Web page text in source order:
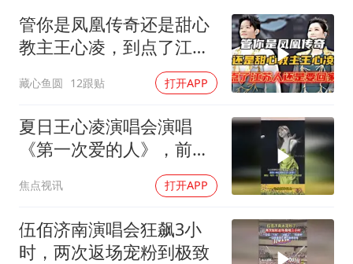
白海豚将正面袭击贯穿浙江
商场现钱学森巨幅海报 负责人回应
乐享全民健身 共筑健康中国
管你是凤凰传奇还是甜心
教主王心凌，到点了江苏
藏心鱼圆 12跟贴 打开APP
夏日王心凌演唱会演唱
《第一次爱的人》，前奏
一响是谁的青春又回来
了，网友：每次一看王心
凌的视频就会突然
焦点视讯 打开APP
伍佰济南演唱会狂飙3小
时，两次返场宠粉到极致